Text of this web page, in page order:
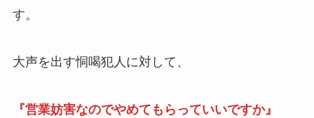
す。
大声を出す恫喝犯人に対して、
『営業妨害なのでやめてもらっていいですか』